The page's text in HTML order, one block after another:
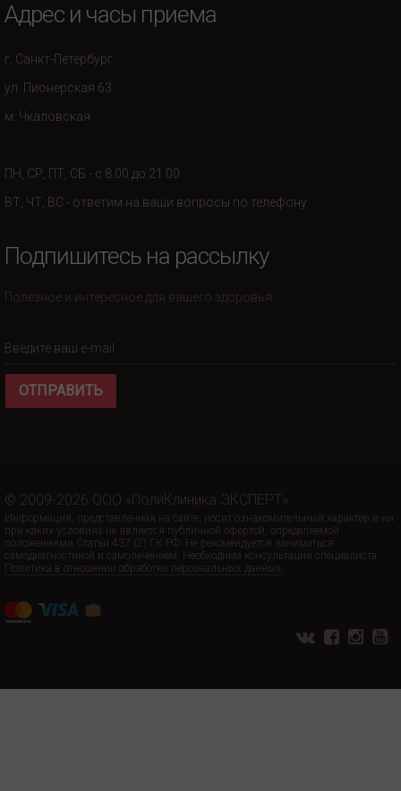
Адрес и часы приема
г. Санкт-Петербург
ул. Пионерская 63.
м. Чкаловская
ПН, СР, ПТ, СБ - с 8.00 до 21.00
ВТ, ЧТ, ВС - ответим на ваши вопросы по телефону
Подпишитесь на рассылку
Полезное и интересное для вашего здоровья
ОТПРАВИТЬ
© 2009-2026 ООО «ПолиКлиника ЭКСПЕРТ»
Информация, представленная на сайте, носит ознакомительный характер и ни
при каких условиях не является публичной офертой, определяемой
положениями Статьи 437 (2) ГК РФ. Не рекомендуется заниматься
самодиагностикой и самолечением. Необходима консультация специалиста.
Политика в отношении обработки персональных данных